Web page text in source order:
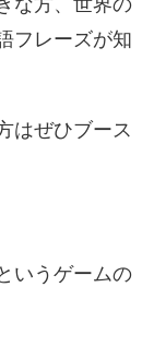
な方、世界の
フレーズが知
はぜひブース
いうゲームの